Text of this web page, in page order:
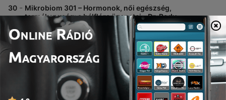
30 - Mikrobiom 301 – Hormonok, női egészség,
termékenység: a bélflóra üzenetei - Dr. Body
Podcast 10. rész
25 jún. 2026
További epizódok mutatása